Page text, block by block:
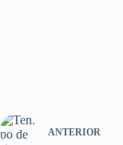
ANTERIOR